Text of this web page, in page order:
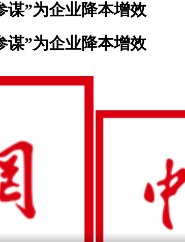
谋”为企业降本增效
谋”为企业降本增效